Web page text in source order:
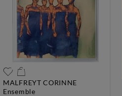
MALFREYT CORINNE
ensemble